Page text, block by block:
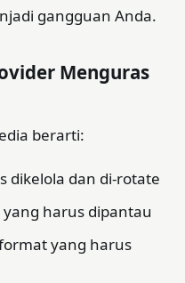
gangguan Anda.
Menguras
berarti:
dikelola dan di-rotate
harus dipantau
yang harus